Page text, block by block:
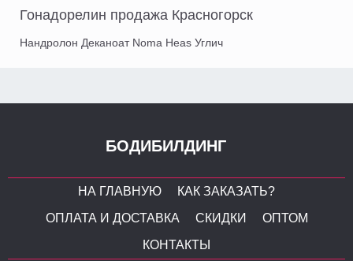
Гонадорелин продажа Красногорск
Нандролон Деканоат Noma Heas Углич
БОДИБИЛДИНГ
НА ГЛАВНУЮ
КАК ЗАКАЗАТЬ?
ОПЛАТА И ДОСТАВКА
СКИДКИ
ОПТОМ
КОНТАКТЫ